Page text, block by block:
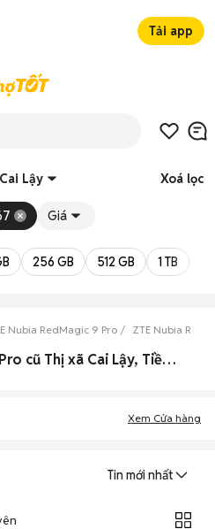
Tải app
Lậy Xoá lọc
Giá
256 GB 512 GB 1 TB
Nubia RedMagic 9 Pro ZTE Nubia
0 Zte Nubia Redmagic 9 Pro cũ Thị xã Cai Lậy, Tiền Giang đẹp
Xem Cửa hàng
Tin mới nhất